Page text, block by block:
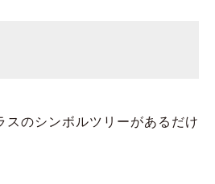
スのシンボルツリーがあるだけ